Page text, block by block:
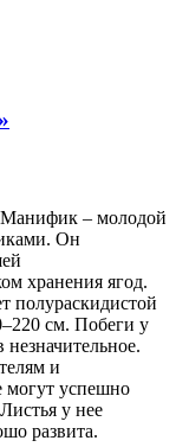
Манифик – молодой
Он
хранения ягод.
полураскидистой
см. Побеги у
и
могут успешно
у нее
развита.